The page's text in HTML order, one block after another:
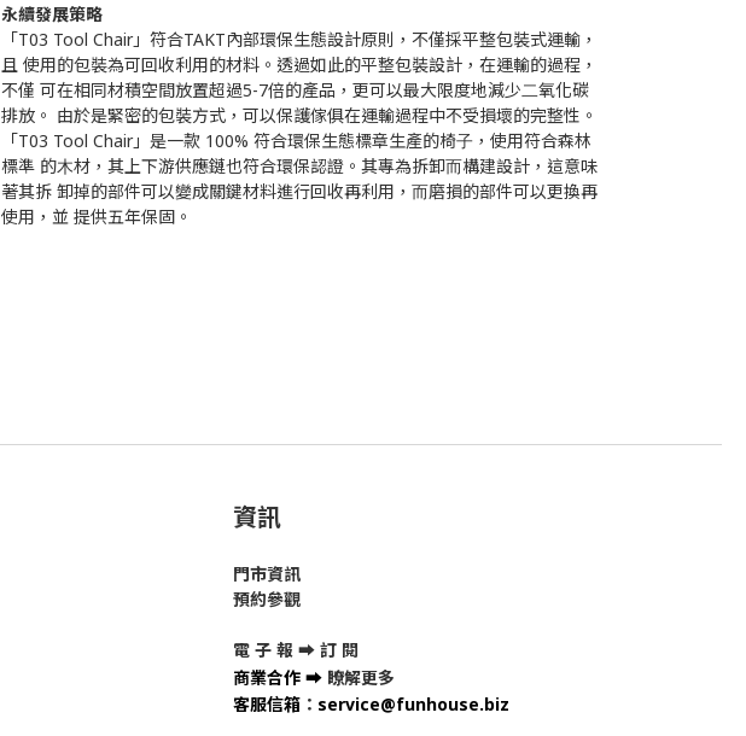
永續發展策略
「T03 Tool Chair」符合TAKT內部環保⽣態設計原則，不僅採平整包裝式運輸，
且 使⽤的包裝為可回收利⽤的材料。透過如此的平整包裝設計，在運輸的過程，
不僅 可在相同材積空間放置超過5-7倍的產品，更可以最⼤限度地減少⼆氧化碳
排放。 由於是緊密的包裝⽅式，可以保護傢俱在運輸過程中不受損壞的完整性。
「T03 Tool Chair」是⼀款 100% 符合環保⽣態標章⽣產的椅⼦，使⽤符合森林
標準 的⽊材，其上下游供應鏈也符合環保認證。其專為拆卸⽽構建設計，這意味
著其拆 卸掉的部件可以變成關鍵材料進⾏回收再利⽤，⽽磨損的部件可以更換再
使⽤，並 提供五年保固。
資訊
門市資訊
預約參觀
電 子 報 ➡ 訂 閱
商業合作 ➡ 瞭解更多
客服信箱 ： service@funhouse.biz